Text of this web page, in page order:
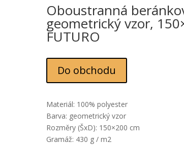
Oboustranná
geometrický vzor,
FUTURO
Do obchodu
Materiál: 100% polyester
Barva: geometrický vzor
Rozměry (ŠxD): 150×200 cm
Gramáž: 430 g / m2